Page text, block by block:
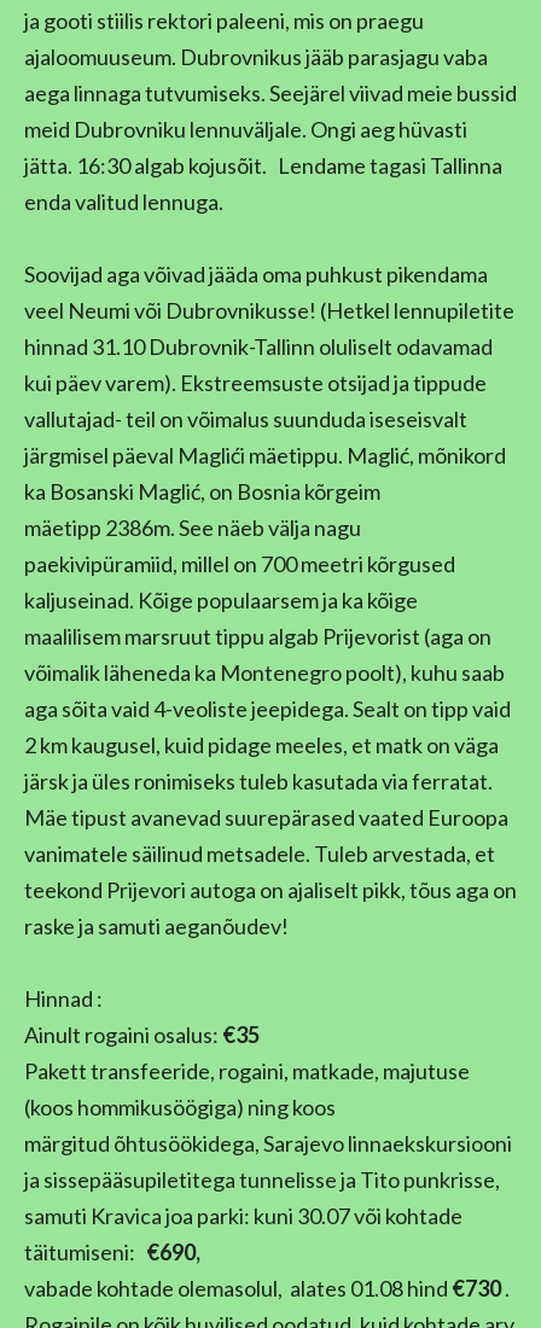
ja gooti stiilis rektori paleeni, mis on praegu
ajaloomuuseum. Dubrovnikus jääb parasjagu vaba
aega linnaga tutvumiseks. Seejärel viivad meie bussid
meid Dubrovniku lennuväljale. Ongi aeg hüvasti
jätta. 16:30 algab kojusõit. Lendame tagasi Tallinna
enda valitud lennuga.
Soovijad aga võivad jääda oma puhkust pikendama
veel Neumi või Dubrovnikusse! (Hetkel lennupiletite
hinnad 31.10 Dubrovnik-Tallinn oluliselt odavamad
kui päev varem). Ekstreemsuste otsijad ja tippude
vallutajad- teil on võimalus suunduda iseseisvalt
järgmisel päeval Maglići mäetippu. Maglić, mõnikord
ka Bosanski Maglić, on Bosnia kõrgeim
mäetipp 2386m. See näeb välja nagu
paekivipüramiid, millel on 700 meetri kõrgused
kaljuseinad. Kõige populaarsem ja ka kõige
maalilisem marsruut tippu algab Prijevorist (aga on
võimalik läheneda ka Montenegro poolt), kuhu saab
aga sõita vaid 4-veoliste jeepidega. Sealt on tipp vaid
2 km kaugusel, kuid pidage meeles, et matk on väga
järsk ja üles ronimiseks tuleb kasutada via ferratat.
Mäe tipust avanevad suurepärased vaated Euroopa
vanimatele säilinud metsadele. Tuleb arvestada, et
teekond Prijevori autoga on ajaliselt pikk, tõus aga on
raske ja samuti aeganõudev!
Hinnad :
Ainult rogaini osalus: €35
Pakett transfeeride, rogaini, matkade, majutuse
(koos hommikusöögiga) ning koos
märgitud õhtusöökidega, Sarajevo linnaekskursiooni
ja sissepääsupiletitega tunnelisse ja Tito punkrisse,
samuti Kravica joa parki: kuni 30.07 või kohtade
täitumiseni: €690,
vabade kohtade olemasolul, alates 01.08 hind €730.